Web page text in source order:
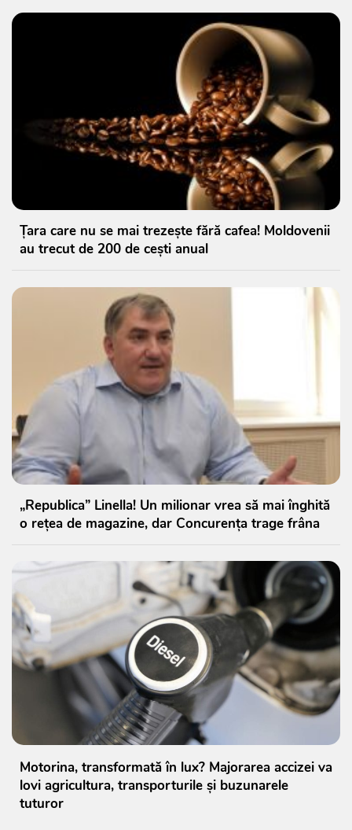
Țara care nu se mai trezește fără cafea! Moldovenii
au trecut de 200 de cești anual
„Republica” Linella! Un milionar vrea să mai înghită
o rețea de magazine, dar Concurența trage frâna
Motorina, transformată în lux? Majorarea accizei va
lovi agricultura, transporturile și buzunarele
tuturor